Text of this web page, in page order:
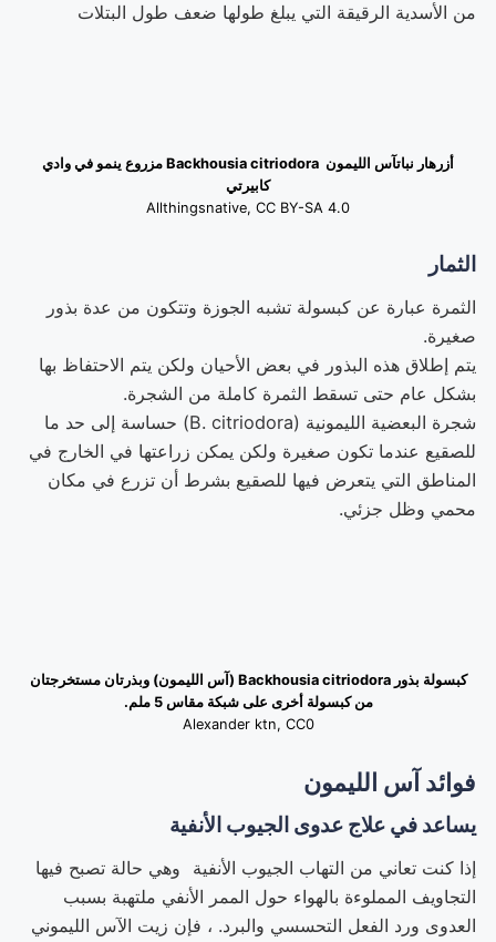
من الأسدية الرقيقة التي يبلغ طولها ضعف طول البتلات
أزرهار نباتآس الليمون Backhousia citriodora مزروع ينمو في وادي
كابيرتي
Allthingsnative, CC BY-SA 4.0
الثمار
الثمرة عبارة عن كبسولة تشبه الجوزة وتتكون من عدة بذور
صغيرة.
يتم إطلاق هذه البذور في بعض الأحيان ولكن يتم الاحتفاظ بها
بشكل عام حتى تسقط الثمرة كاملة من الشجرة.
شجرة البعضية الليمونية (B. citriodora) حساسة إلى حد ما
للصقيع عندما تكون صغيرة ولكن يمكن زراعتها في الخارج في
المناطق التي يتعرض فيها للصقيع بشرط أن تزرع في مكان
محمي وظل جزئي.
كبسولة بذور Backhousia citriodora (آس الليمون) وبذرتان مستخرجتان
من كبسولة أخرى على شبكة مقاس 5 ملم.
Alexander ktn, CC0
فوائد آس الليمون
يساعد في علاج عدوى الجيوب الأنفية
إذا كنت تعاني من التهاب الجيوب الأنفية
وهي حالة تصبح فيها
التجاويف المملوءة بالهواء حول الممر الأنفي ملتهبة بسبب
العدوى ورد الفعل التحسسي والبرد. ، فإن زيت الآس الليموني